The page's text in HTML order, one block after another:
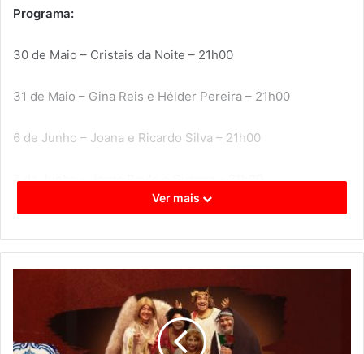
Programa:
30 de Maio – Cristais da Noite – 21h00
31 de Maio – Gina Reis e Hélder Pereira – 21h00
6 de Junho – Joana e Ricardo Silva – 21h00
7 de Junho – Jorge Paulo e Susana – 21h00
12 de Junho – Nuno Ropio e Lakota – 21h00
13 de Junho – Banda Celtas – 21h00
Ver mais